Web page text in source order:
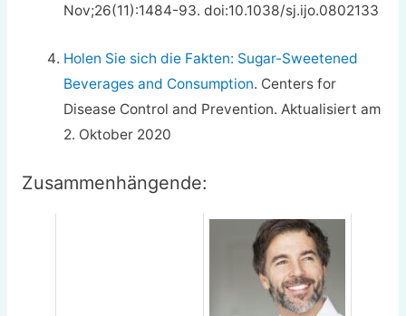
Nov;26(11):1484-93. doi:10.1038/sj.ijo.0802133
Holen Sie sich die Fakten: Sugar-Sweetened
Beverages and Consumption. Centers for
Disease Control and Prevention. Aktualisiert am
2. Oktober 2020
Zusammenhängende: